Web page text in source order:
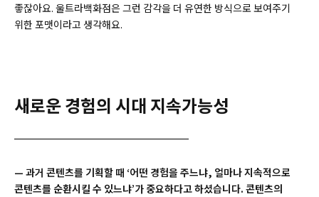
좋잖아요. 울트라백화점은 그런 감각을 더 유연한 방식으로 보여주기
위한 포맷이라고 생각해요.
새로운 경험의 시대 지속가능성
— 과거 콘텐츠를 기획할 때 ‘어떤 경험을 주느냐, 얼마나 지속적으로
콘텐츠를 순환시킬 수 있느냐’가 중요하다고 하셨습니다. 콘텐츠의